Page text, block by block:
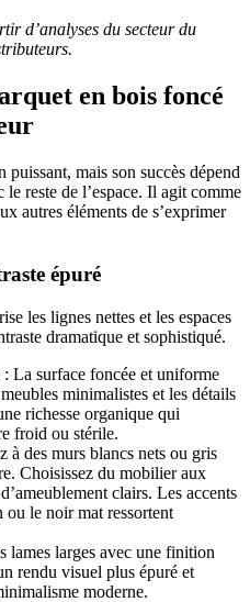
d’analyses du secteur du
en bois foncé
mais son succès dépend
reste de l’espace. Il agit comme
autres éléments de s’exprimer
épuré
les lignes nettes et les espaces
dramatique et sophistiqué.
: La surface foncée et uniforme
minimalistes et les détails
richesse organique qui
froid ou stérile.
à des murs blancs nets ou gris
Choisissez du mobilier aux
clairs. Les accents
le noir mat ressortent
lames larges avec une finition
rendu visuel plus épuré et
moderne.